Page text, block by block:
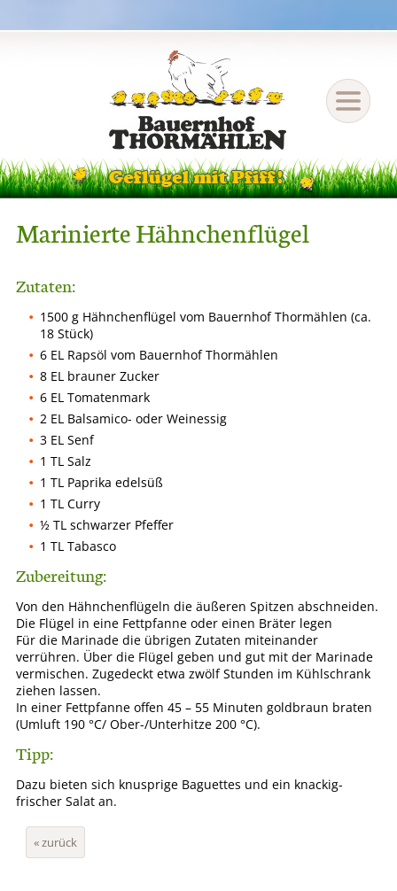
Marinierte Hähnchenflügel
Zutaten:
1500 g Hähnchenflügel vom Bauernhof Thormählen (ca.
18 Stück)
6 EL Rapsöl vom Bauernhof Thormählen
8 EL brauner Zucker
6 EL Tomatenmark
2 EL Balsamico- oder Weinessig
3 EL Senf
1 TL Salz
1 TL Paprika edelsüß
1 TL Curry
½ TL schwarzer Pfeffer
1 TL Tabasco
Zubereitung:
Von den Hähnchenflügeln die äußeren Spitzen abschneiden.
Die Flügel in eine Fettpfanne oder einen Bräter legen
Für die Marinade die übrigen Zutaten miteinander
verrühren. Über die Flügel geben und gut mit der Marinade
vermischen. Zugedeckt etwa zwölf Stunden im Kühlschrank
ziehen lassen.
In einer Fettpfanne offen 45 – 55 Minuten goldbraun braten
(Umluft 190 °C/ Ober-/Unterhitze 200 °C).
Tipp:
Dazu bieten sich knusprige Baguettes und ein knackig-
frischer Salat an.
« zurück